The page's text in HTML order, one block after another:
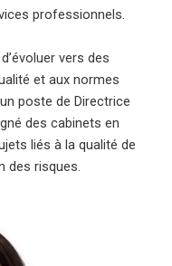
professionnels.
vers des
et aux normes
poste de Directrice
des cabinets en
liés à la qualité de
des risques.